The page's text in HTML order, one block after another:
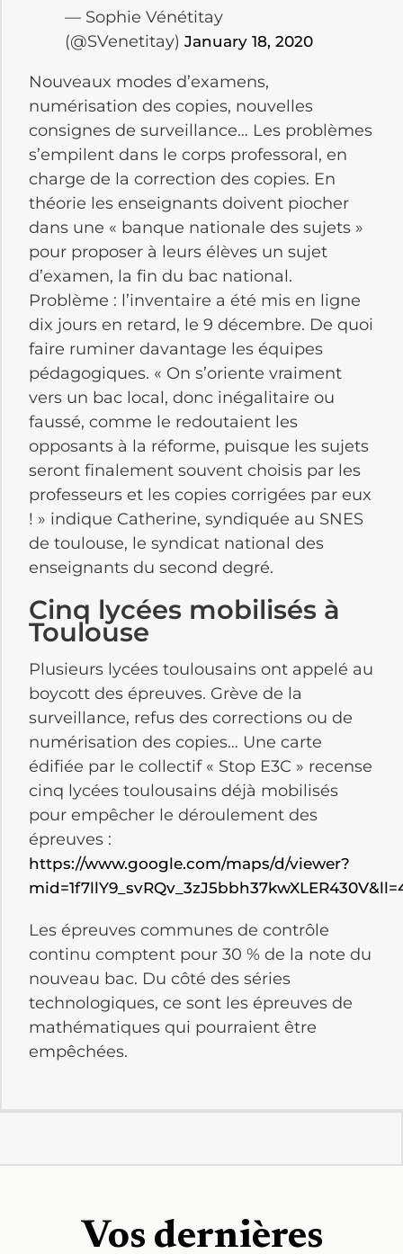
— Sophie Vénétitay
(@SVenetitay) January 18, 2020
Nouveaux modes d’examens,
numérisation des copies, nouvelles
consignes de surveillance… Les problèmes
s’empilent dans le corps professoral, en
charge de la correction des copies. En
théorie les enseignants doivent piocher
dans une « banque nationale des sujets »
pour proposer à leurs élèves un sujet
d’examen, la fin du bac national.
Problème : l’inventaire a été mis en ligne
dix jours en retard, le 9 décembre. De quoi
faire ruminer davantage les équipes
pédagogiques. « On s’oriente vraiment
vers un bac local, donc inégalitaire ou
faussé, comme le redoutaient les
opposants à la réforme, puisque les sujets
seront finalement souvent choisis par les
professeurs et les copies corrigées par eux
! » indique Catherine, syndiquée au SNES
de toulouse, le syndicat national des
enseignants du second degré.
Cinq lycées mobilisés à
Toulouse
Plusieurs lycées toulousains ont appelé au
boycott des épreuves. Grève de la
surveillance, refus des corrections ou de
numérisation des copies… Une carte
édifiée par le collectif « Stop E3C » recense
cinq lycées toulousains déjà mobilisés
pour empêcher le déroulement des
épreuves :
https://www.google.com/maps/d/viewer?
Les épreuves communes de contrôle
continu comptent pour 30 % de la note du
nouveau bac. Du côté des séries
technologiques, ce sont les épreuves de
mathématiques qui pourraient être
empêchées.
Vos dernières